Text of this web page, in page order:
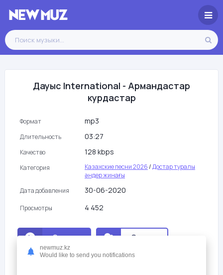
Дауыс International - Армандастар
курдастар
Формат mp3
Длительность 03:27
Качество 128 kbps
Категория Казахские песни 2026/Достар туралы
әндер жинағы
Дата добавления
30-06-2020
Просмотры 4 452
Слушать Скачать
newmuz.kz
Would like to send you notifications